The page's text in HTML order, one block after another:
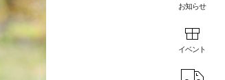
お知らせ
イベント